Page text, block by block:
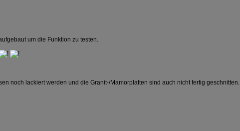
um die Funktion zu testen.
noch lackiert werden und die Granit-/Mamorplatten sind auch nicht fertig geschnitten.